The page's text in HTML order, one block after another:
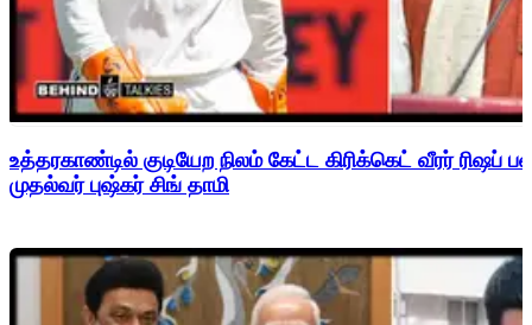
உத்தரகாண்டில் குடியேற நிலம் கேட்ட கிரிக்கெட் வீரர்
முதல்வர் புஷ்கர் சிங் தாமி